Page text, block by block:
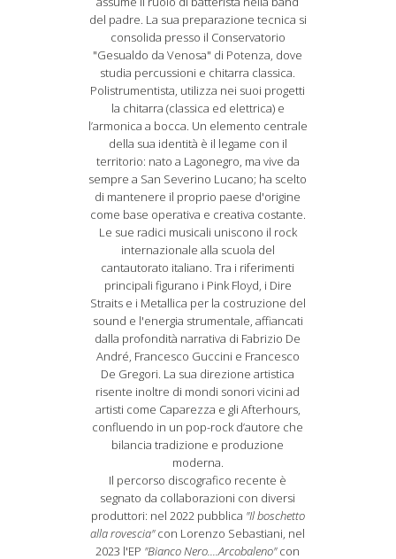
del padre. La sua preparazione tecnica si
consolida presso il Conservatorio
"Gesualdo da Venosa" di Potenza, dove
studia percussioni e chitarra classica.
Polistrumentista, utilizza nei suoi progetti
la chitarra (classica ed elettrica) e
l’armonica a bocca. Un elemento centrale
della sua identità è il legame con il
territorio: nato a Lagonegro, ma vive da
sempre a San Severino Lucano; ha scelto
di mantenere il proprio paese d'origine
come base operativa e creativa costante.
Le sue radici musicali uniscono il rock
internazionale alla scuola del
cantautorato italiano. Tra i riferimenti
principali figurano i Pink Floyd, i Dire
Straits e i Metallica per la costruzione del
sound e l'energia strumentale, affiancati
dalla profondità narrativa di Fabrizio De
André, Francesco Guccini e Francesco
De Gregori. La sua direzione artistica
risente inoltre di mondi sonori vicini ad
artisti come Caparezza e gli Afterhours,
confluendo in un pop-rock d’autore che
bilancia tradizione e produzione
moderna.
Il percorso discografico recente è
segnato da collaborazioni con diversi
produttori: nel 2022 pubblica "Il boschetto
alla rovescia"con Lorenzo Sebastiani, nel
2023 l'EP "Bianco Nero....Arcobaleno"con